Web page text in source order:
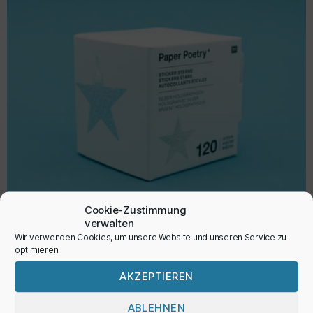
Cookie-Zustimmung
verwalten
Wir verwenden Cookies, um unsere Website und unseren Service zu
optimieren.
AKZEPTIEREN
ABLEHNEN
Sticker ‚Sterne‘
6,95€